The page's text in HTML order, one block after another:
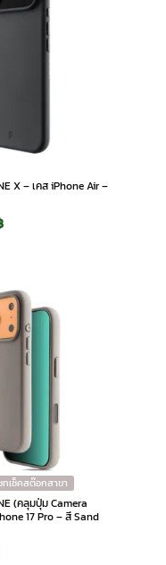
X – เคส iPhone Air –
.
Current
1,190 ฿.
เช็คสต๊อกสาขา
(คลุมปุ่ม Camera
17 Pro – สี Sand